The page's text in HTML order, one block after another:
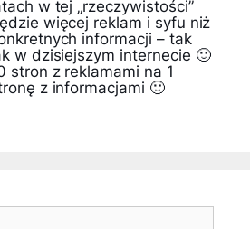
w tej „rzeczywistości”
więcej reklam i syfu niż
informacji – tak
w dzisiejszym internecie 🙂
stron z reklamami na 1
z informacjami 🙂